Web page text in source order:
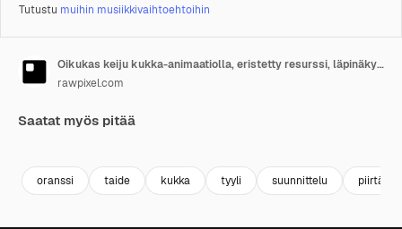
Tutustu muihin musiikkivaihtoehtoihin
Oikukas keiju kukka-animaatiolla, eristetty resurssi, läpinäkyvä 4K-video, alfakanava, ProRes
rawpixel.com
Saatat myös pitää
oranssi taide kukka tyyli suunnittelu